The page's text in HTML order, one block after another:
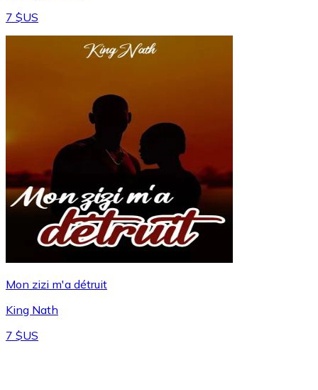
7 $US
Mon zizi m'a détruit
King Nath
7 $US